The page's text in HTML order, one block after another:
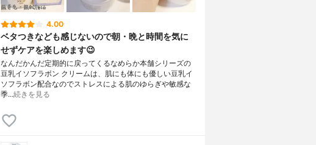
4.00
ベタつきなども感じないので朝・晩と時間を気に
せずケアを楽しめます😉
なんだかんだ定期的に戻ってくるなめらか本舗シリーズの
豆乳イソフラボン クリームは、肌にも体にも優しい豆乳イ
ソフラボン配合なのでストレスによる肌のゆらぎや敏感な
季…続きを見る